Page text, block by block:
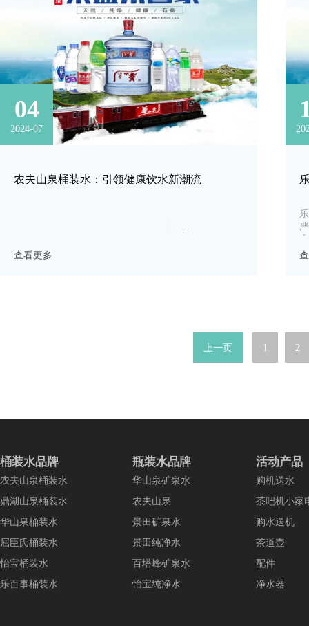
04
2024-07
农夫山泉桶装水：引领健康饮水新潮流
查看更多
上一页 1 2
桶装水品牌
农夫山泉桶装水
鼎湖山泉桶装水
华山泉桶装水
屈臣氏桶装水
怡宝桶装水
乐百事桶装水
瓶装水品牌
华山泉矿泉水
农夫山泉
景田矿泉水
景田纯净水
百塔峰矿泉水
怡宝纯净水
活动产品
购机送水
茶吧机小家
购水送机
茶道壶
配件
净水器